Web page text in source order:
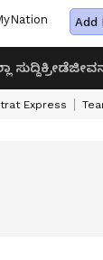
Add
ಸುದ್ದಿಕ್ರೀಡೆ
Express